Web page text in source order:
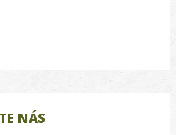
NÁS